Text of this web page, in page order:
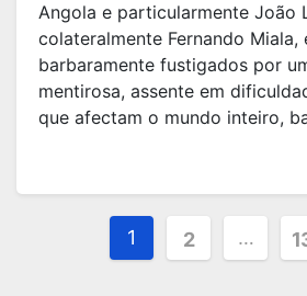
Angola e particularmente João
colateralmente Fernando Miala,
barbaramente fustigados por
mentirosa, assente em
que afectam o mundo inteiro,
Paginação
1 2 …